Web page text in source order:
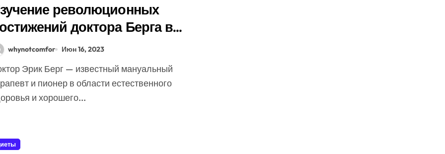
революционных
доктора Берга в
здравоохранения
whynotcomfor Июн 16, 2023
и пионер в области естественного
и хорошего...